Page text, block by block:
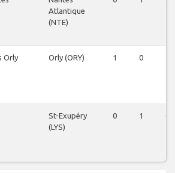
Atlantique
(NTE)
Orly Orly (ORY) 1 0
St-Exupéry
(LYS)
0 1 0